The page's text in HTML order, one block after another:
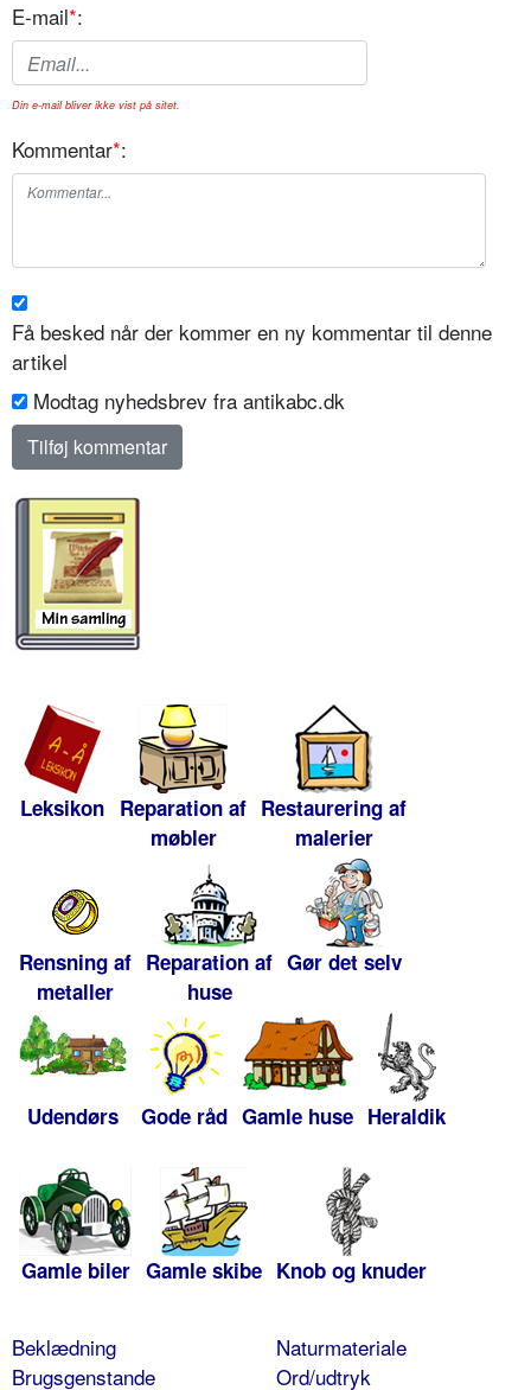
E-mail*:
Din e-mail bliver ikke vist på sitet.
Kommentar*:
Få besked når der kommer en ny kommentar til denne
artikel
Modtag nyhedsbrev fra antikabc.dk
Leksikon Reparation af
møbler
Restaurering af
malerier
Rensning af
metaller
Reparation af
huse
Gør det selv
Udendørs Gode råd Gamle huse Heraldik
Gamle biler Gamle skibe Knob og knuder
Beklædning
Brugsgenstande
Naturmateriale
Ord/udtryk